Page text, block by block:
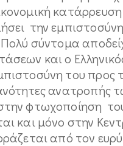
την
Πολύ σύντομα
και ο
του προς
ανατροπής
φτωχοποίηση
και μόνο στην
από τον